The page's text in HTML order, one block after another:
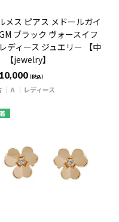
メス ピアス メドールガイ
ブラック ヴォースイフ
ディース ジュエリー 【中
【jewelry】
（税込）
A レディース